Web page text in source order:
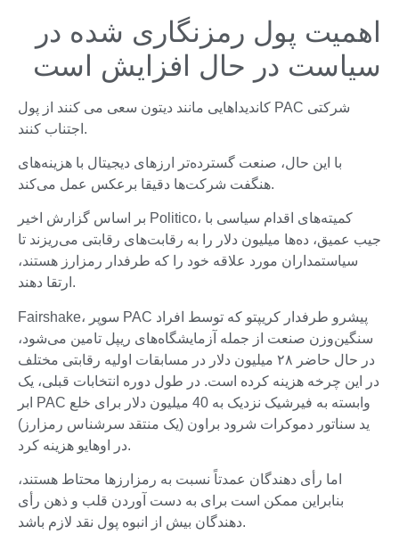
اهمیت پول رمزنگاری شده در
سیاست در حال افزایش است
کاندیداهایی مانند دیتون سعی می کنند از پول PAC شرکتی
اجتناب کنند.
با این حال، صنعت گسترده‌تر ارزهای دیجیتال با هزینه‌های
هنگفت شرکت‌ها دقیقا برعکس عمل می‌کند.
بر اساس گزارش اخیر Politico، کمیته‌های اقدام سیاسی با
جیب عمیق، ده‌ها میلیون دلار را به رقابت‌های رقابتی می‌ریزند تا
سیاستمداران مورد علاقه خود را که طرفدار رمزارز هستند،
ارتقا دهند.
Fairshake، سوپر PAC پیشرو طرفدار کریپتو که توسط افراد
سنگین‌وزن صنعت از جمله آزمایشگاه‌های ریپل تامین می‌شود،
در حال حاضر ۲۸ میلیون دلار در مسابقات اولیه رقابتی مختلف
در این چرخه هزینه کرده است. در طول دوره انتخابات قبلی، یک
ابر PAC وابسته به فیرشیک نزدیک به 40 میلیون دلار برای خلع
ید سناتور دموکرات شرود براون (یک منتقد سرشناس رمزارز)
در اوهایو هزینه کرد.
اما رأی دهندگان عمدتاً نسبت به رمزارزها محتاط هستند،
بنابراین ممکن است برای به دست آوردن قلب و ذهن رأی
دهندگان بیش از انبوه پول نقد لازم باشد.